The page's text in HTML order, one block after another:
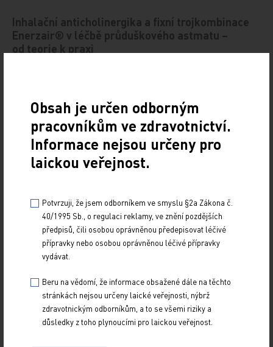
Inhalační anticholinergika a fixní trojkombinace
Enerzair® v léčbě průduškového astmatu –
od teorie k praxi
trojkombinace Enerzair® v léčbě průduškového
astmatu – od teorie k praxi. Remedia 2021; 31:…
Léčba mepolizumabem u pacientky s těžkým
eozinofilním astmatem
Souhrn: Voláková E, Kociánová J. Léčba mepolizumabem
u pacientky s těžkým eozinofilním astmatem. Remedia
2021; 31: 423–426. Asthma bronchiale je…
pacienta s nemalobuněčným karcinomem plic
s pozitivní mutací genu EGFR
23. 6. 2021
Obsah je určen odborným
pracovníkům ve zdravotnictví.
Informace nejsou určeny pro
laickou veřejnost.
Potvrzuji, že jsem odborníkem ve smyslu §2a Zákona č.
40/1995 Sb., o regulaci reklamy, ve znění pozdějších
předpisů, čili osobou oprávněnou předepisovat léčivé
přípravky nebo osobou oprávněnou léčivé přípravky
vydávat.
Beru na vědomí, že informace obsažené dále na těchto
stránkách nejsou určeny laické veřejnosti, nýbrž
zdravotnickým odborníkům, a to se všemi riziky a
důsledky z toho plynoucími pro laickou veřejnost.